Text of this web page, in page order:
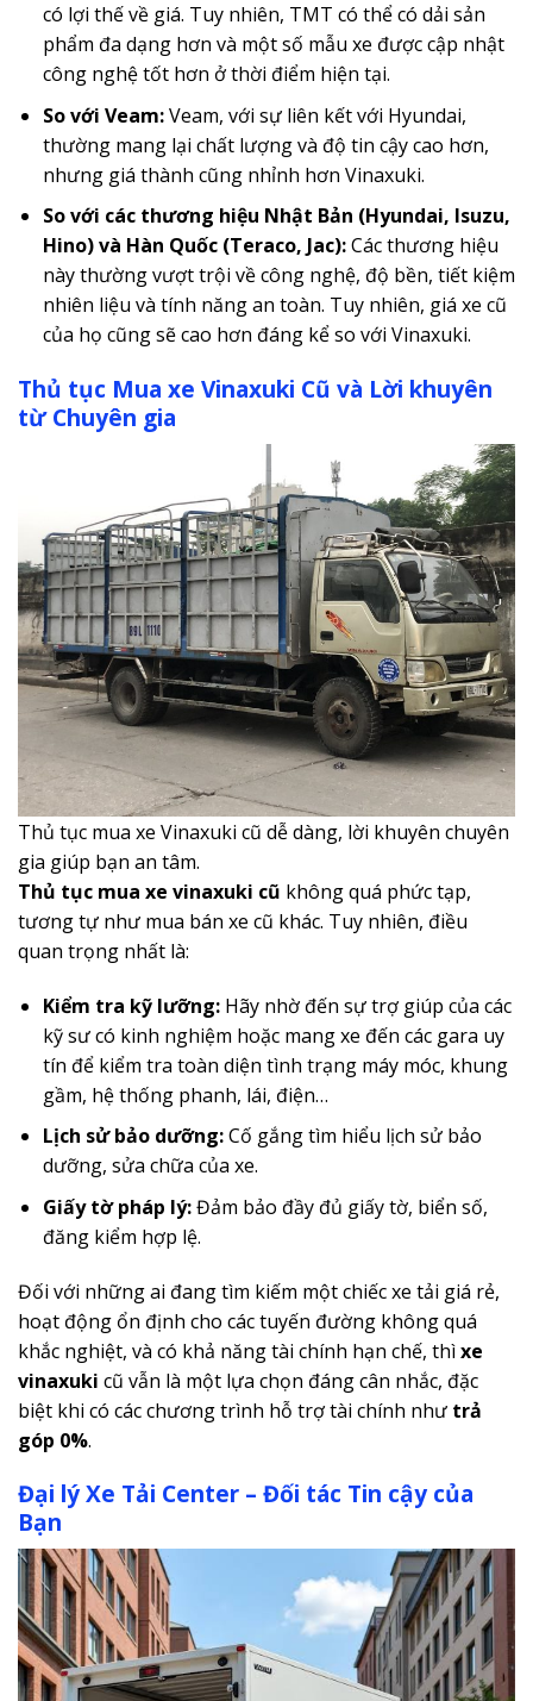
có lợi thế về giá. Tuy nhiên, TMT có thể có dải sản
phẩm đa dạng hơn và một số mẫu xe được cập nhật
công nghệ tốt hơn ở thời điểm hiện tại.
So với Veam:Veam, với sự liên kết với Hyundai,
thường mang lại chất lượng và độ tin cậy cao hơn,
nhưng giá thành cũng nhỉnh hơn Vinaxuki.
So với các thương hiệu Nhật Bản (Hyundai, Isuzu,
Hino) và Hàn Quốc (Teraco, Jac):Các thương hiệu
này thường vượt trội về công nghệ, độ bền, tiết kiệm
nhiên liệu và tính năng an toàn. Tuy nhiên, giá xe cũ
của họ cũng sẽ cao hơn đáng kể so với Vinaxuki.
Thủ tục Mua xe Vinaxuki Cũ và Lời khuyên
từ Chuyên gia
Thủ tục mua xe Vinaxuki cũ dễ dàng, lời khuyên chuyên
gia giúp bạn an tâm.
Thủ tục mua xe vinaxuki cũ không quá phức tạp,
tương tự như mua bán xe cũ khác. Tuy nhiên, điều
quan trọng nhất là:
Kiểm tra kỹ lưỡng:Hãy nhờ đến sự trợ giúp của các
kỹ sư có kinh nghiệm hoặc mang xe đến các gara uy
tín để kiểm tra toàn diện tình trạng máy móc, khung
gầm, hệ thống phanh, lái, điện…
Lịch sử bảo dưỡng:Cố gắng tìm hiểu lịch sử bảo
dưỡng, sửa chữa của xe.
Giấy tờ pháp lý:Đảm bảo đầy đủ giấy tờ, biển số,
đăng kiểm hợp lệ.
Đối với những ai đang tìm kiếm một chiếc xe tải giá rẻ,
hoạt động ổn định cho các tuyến đường không quá
khắc nghiệt, và có khả năng tài chính hạn chế, thìxe
vinaxuki cũ vẫn là một lựa chọn đáng cân nhắc, đặc
biệt khi có các chương trình hỗ trợ tài chính như trả
góp 0%.
Đại lý Xe Tải Center – Đối tác Tin cậy của
Bạn